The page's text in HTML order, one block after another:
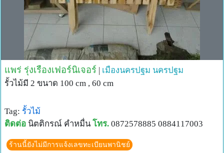
แพร่ รุ่งเรืองเฟอร์นิเจอร์ เมืองนครปฐม นครปฐม
รั้วไม้มี 2 ขนาด 100 cm , 60 cm
Tag: รั้วไม้
ติดต่อ นิตติกรณ์ คำหมื่น โทร. 0872578885 0884117003
ร้านนี้ยังไม่มีการแจ้งเลขทะเบียนพานิชย์